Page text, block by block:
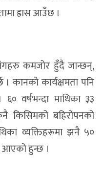
ह्रास आउँछ ।
कमजोर हुँदै जान्छन्,
। कानको कार्यक्षमता पनि
वर्षभन्दा माथिका ३३
किसिमको बहिरोपनको
व्यक्तिहरूमा झनै ५०
आएको हुन्छ ।